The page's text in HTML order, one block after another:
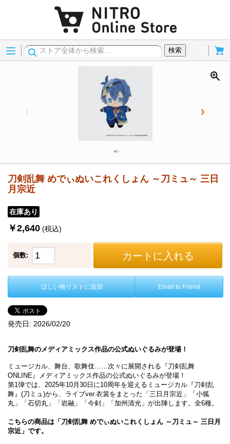
Menu
検索
刀剣乱舞 めでぃぬいこれくしょん ～刀ミュ～ 三日
月宗近
在庫あり
￥2,640 (税込)
個数: カートに入れる
ほしい物リストに追加 Email to Friend
発売日: 2026/02/20
刀剣乱舞のメディアミックス作品の公式ぬいぐるみが登場！
ミュージカル、舞台、歌舞伎……次々に展開される『刀剣乱舞
ONLINE』メディアミックス作品の公式ぬいぐるみが登場！
第1弾では、2025年10月30日に10周年を迎えるミュージカル『刀剣乱
舞』(刀ミュ)から、ライブver.衣裳をまとった「三日月宗近」「小狐
丸」「石切丸」「岩融」「今剣」「加州清光」が出陣します。全6種。
こちらの商品は「刀剣乱舞 めでぃぬいこれくしょん ～刀ミュ～ 三日月
宗近」です。